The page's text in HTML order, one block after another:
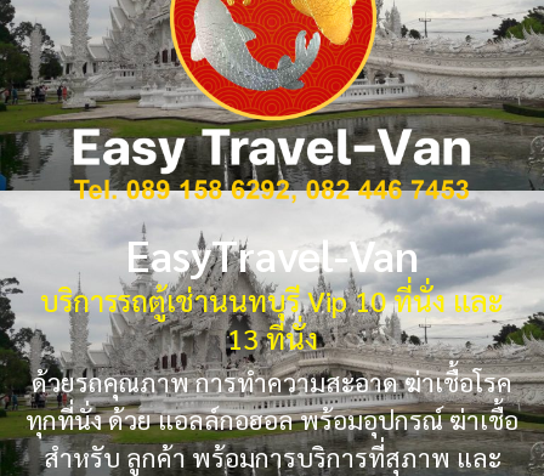
EasyTravel-Van
บริการรถตู้เช่านนทบุรี Vip 10 ที่นั่ง และ
13 ที่นั่ง
ด้วยรถคุณภาพ การทำความสะอาด ฆ่าเชื้อโรค
ทุกที่นั่ง ด้วย แอลล์กอฮอล พร้อมอุปกรณ์ ฆ่าเชื้อ
สำหรับ ลูกค้า พร้อมการบริการที่สุภาพ และ